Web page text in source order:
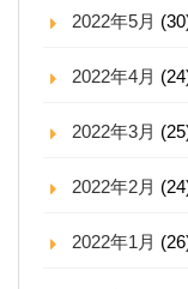
2022年5月
2022年4月
2022年3月
2022年2月
2022年1月